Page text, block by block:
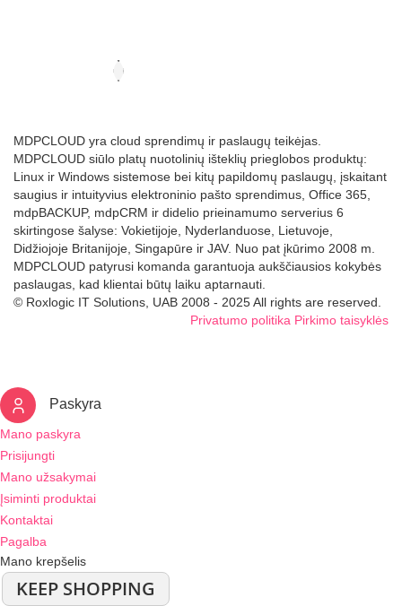
MDPCLOUD yra cloud sprendimų ir paslaugų teikėjas.
MDPCLOUD siūlo platų nuotolinių išteklių prieglobos produktų:
Linux ir Windows sistemose bei kitų papildomų paslaugų, įskaitant
saugius ir intuityvius elektroninio pašto sprendimus, Office 365,
mdpBACKUP, mdpCRM ir didelio prieinamumo serverius 6
skirtingose šalyse: Vokietijoje, Nyderlanduose, Lietuvoje,
Didžiojoje Britanijoje, Singapūre ir JAV. Nuo pat įkūrimo 2008 m.
MDPCLOUD patyrusi komanda garantuoja aukščiausios kokybės
paslaugas, kad klientai būtų laiku aptarnauti.
© Roxlogic IT Solutions, UAB 2008 - 2025 All rights are reserved.
Privatumo politika Pirkimo taisyklės
Paskyra
Mano paskyra
Prisijungti
Mano užsakymai
Įsiminti produktai
Kontaktai
Pagalba
Mano krepšelis
KEEP SHOPPING